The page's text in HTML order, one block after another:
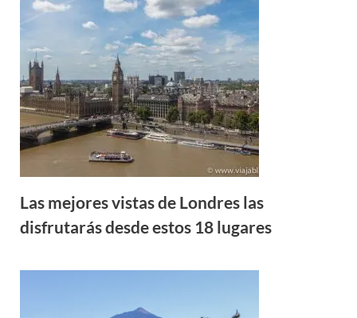
Las mejores vistas de Londres las
disfrutarás desde estos 18 lugares